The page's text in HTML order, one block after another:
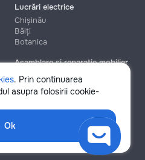
. Prin continuarea
asupra folosirii cookie-
Ok
Lucrări electrice
Chișinău
Bălți
Botanica
Asamblare și reparație mobilier
Chișinău
Botanica